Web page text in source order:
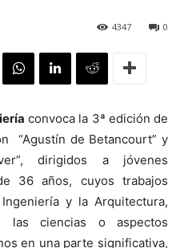
0
4347
convoca la 3ª edición de
“Agustín de Betancourt” y
dirigidos a jóvenes
36 años, cuyos trabajos
y la Arquitectura,
las ciencias o aspectos
en una parte significativa,